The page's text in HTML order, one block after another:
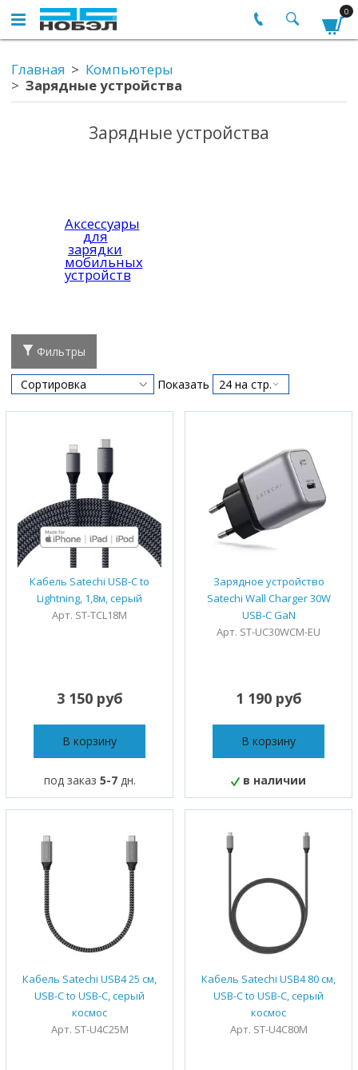
0
Главная
Компьютеры
Зарядные устройства
Зарядные устройства
Аксессуары
для
зарядки
мобильных
устройств
Фильтры
Показать
Кабель Satechi USB-C to
Lightning, 1,8м, серый
Арт. ST-TCL18M
3 150 руб
В корзину
под заказ 5-7дн.
Зарядное устройство
Satechi Wall Charger 30W
USB-C GaN
Арт. ST-UC30WCM-EU
1 190 руб
В корзину
в наличии
Кабель Satechi USB4 25 см,
USB-C to USB-C, серый
космос
Арт. ST-U4C25M
Кабель Satechi USB4 80 см,
USB-C to USB-C, серый
космос
Арт. ST-U4C80M